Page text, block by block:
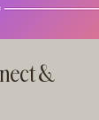
&